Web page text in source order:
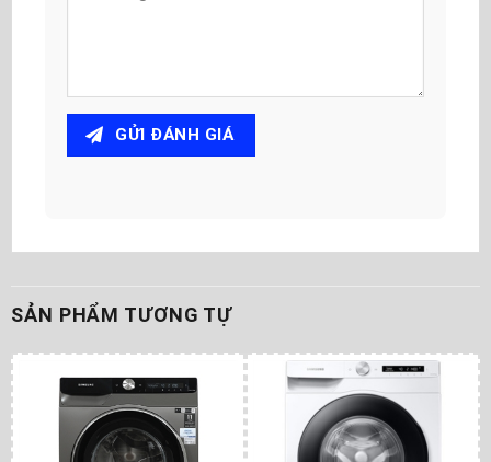
GỬI ĐÁNH GIÁ
SẢN PHẨM TƯƠNG TỰ